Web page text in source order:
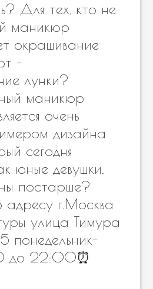
Для тех, кто не
маникюр
окрашивание
–
лунки?
маникюр
очень
дизайна
сегодня
юные девушки,
постарше?
г.Москва
улица Тимура
понедельник-
до 22:00⏰